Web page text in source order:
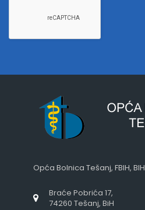
Opća Bolnica Tešanj, FBIH, BIH
Braće Pobrića 17,
74260 Tešanj, BiH